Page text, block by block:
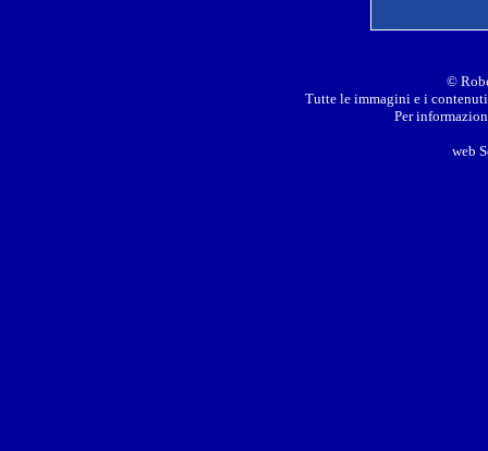
©
Tutte le immagini e i
Per
web